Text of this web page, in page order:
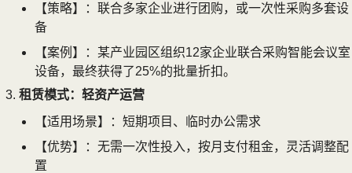
【策略】：联合多家企业进行团购，或一次性采购多套设
备
【案例】：某产业园区组织12家企业联合采购智能会议室
设备，最终获得了25%的批量折扣。
租赁模式：轻资产运营
【适用场景】：短期项目、临时办公需求
【优势】：无需一次性投入，按月支付租金，灵活调整配
置